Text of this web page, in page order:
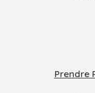
Prendre